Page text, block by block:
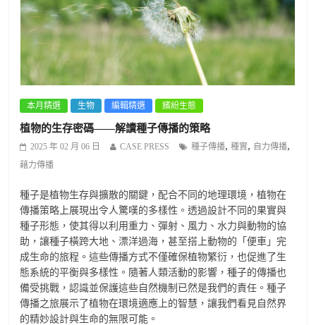
本月精選 生物 編輯精選 繽紛生態
植物的生存密碼——解讀種子傳播的策略
2025 年 02 月 06 日 CASE PRESS 種子傳播,種實, 自力傳播,
藉力傳播
種子是植物生存與擴散的關鍵，配合不同的地理環境，植物在
傳播策略上展現出令人驚嘆的多樣性。透過設計不同的果實與
種子形態，使其得以利用重力、彈射、風力、水力與動物的協
助，讓種子橫跨大地、漂洋過海，甚至搭上動物的「便車」完
成生命的旅程。這些傳播方式不僅確保植物繁衍，也促進了生
態系統的平衡與多樣性。隨著人類活動的影響，種子的傳播也
備受挑戰，認識並保護這些自然機制已然是我們的責任。種子
傳播之旅展示了植物在環境適應上的智慧，讓我們看見自然界
的精妙設計與生命的無限可能。